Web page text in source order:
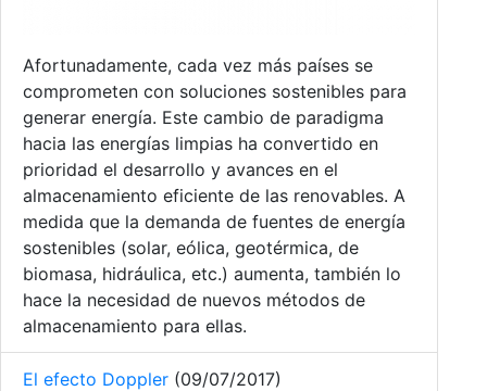
Afortunadamente, cada vez más países se
comprometen con soluciones sostenibles para
generar energía. Este cambio de paradigma
hacia las energías limpias ha convertido en
prioridad el desarrollo y avances en el
almacenamiento eficiente de las renovables. A
medida que la demanda de fuentes de energía
sostenibles (solar, eólica, geotérmica, de
biomasa, hidráulica, etc.) aumenta, también lo
hace la necesidad de nuevos métodos de
almacenamiento para ellas.
El efecto Doppler (09/07/2017)